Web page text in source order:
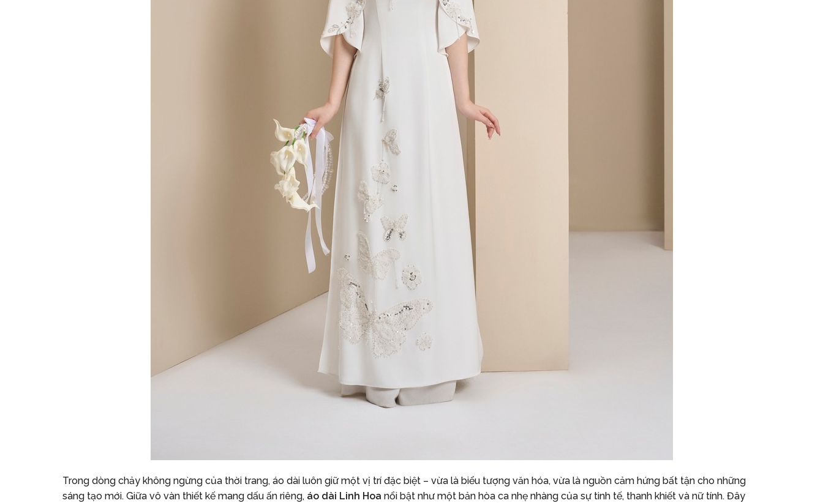
Trong dòng chảy không ngừng của thời trang, áo dài luôn giữ một vị trí đặc biệt – vừa là biểu tượng văn hóa, vừa là nguồn cảm hứng bất tận cho những
sáng tạo mới. Giữa vô vàn thiết kế mang dấu ấn riêng, áo dài Linh Hoa nổi bật như một bản hòa ca nhẹ nhàng của sự tinh tế, thanh khiết và nữ tính. Đây